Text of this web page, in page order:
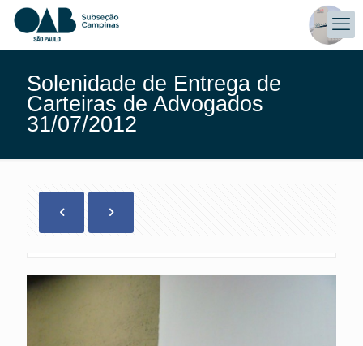
Solenidade de Entrega de
Carteiras de Advogados
31/07/2012